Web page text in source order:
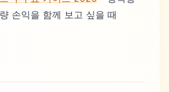
손익을 함께 보고 싶을 때